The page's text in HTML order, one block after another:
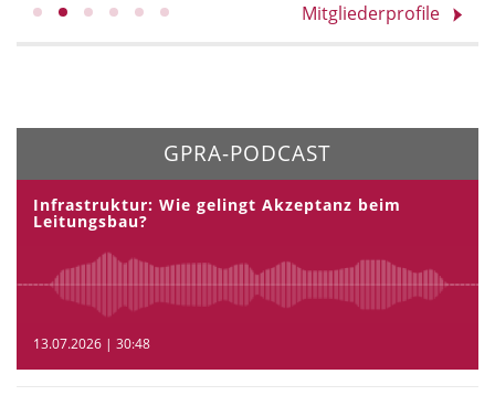
Mitgliederprofile
GPRA-PODCAST
Infrastruktur: Wie gelingt Akzeptanz beim
Leitungsbau?
13.07.2026 | 30:48